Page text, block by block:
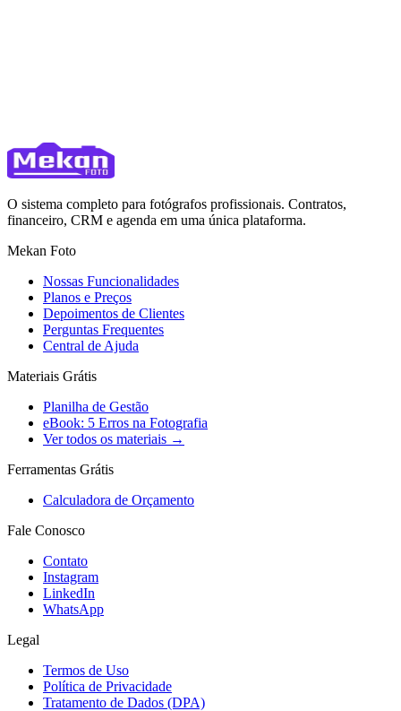
O sistema completo para fotógrafos profissionais. Contratos,
financeiro, CRM e agenda em uma única plataforma.
Mekan Foto
Nossas Funcionalidades
Planos e Preços
Depoimentos de Clientes
Perguntas Frequentes
Central de Ajuda
Materiais Grátis
Planilha de Gestão
eBook: 5 Erros na Fotografia
Ver todos os materiais →
Ferramentas Grátis
Calculadora de Orçamento
Fale Conosco
Contato
Instagram
LinkedIn
WhatsApp
Legal
Termos de Uso
Política de Privacidade
Tratamento de Dados (DPA)